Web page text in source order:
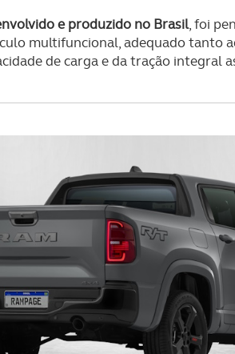
e produzido no Brasil, foi
multifuncional, adequado tanto
de carga e da tração integral